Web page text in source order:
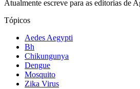
Atualmente escreve para as editorias de
Tópicos
Aedes Aegypti
Bh
Chikungunya
Dengue
Mosquito
Zika Virus